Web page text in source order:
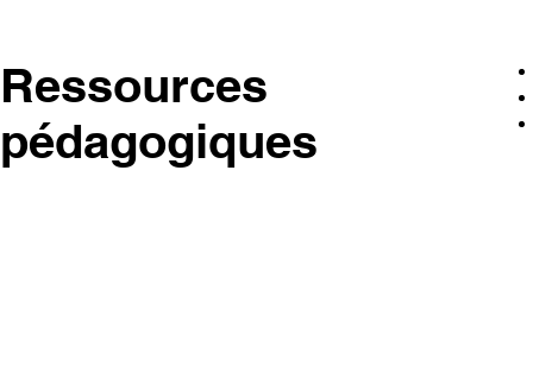
Ressources
pédagogiques